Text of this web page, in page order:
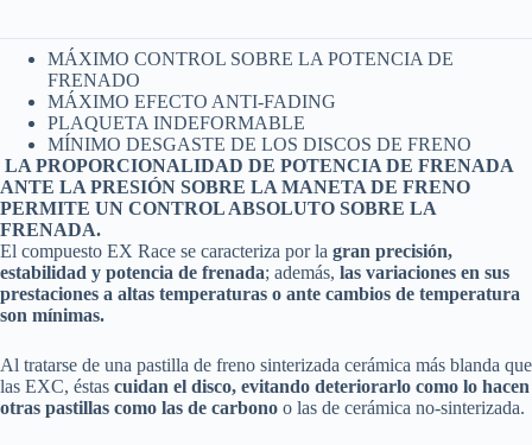
MÁXIMO CONTROL SOBRE LA POTENCIA DE
FRENADO
MÁXIMO EFECTO ANTI-FADING
PLAQUETA INDEFORMABLE
MÍNIMO DESGASTE DE LOS DISCOS DE FRENO
LA PROPORCIONALIDAD DE POTENCIA DE FRENADA
ANTE LA PRESIÓN SOBRE LA MANETA DE FRENO
PERMITE UN CONTROL ABSOLUTO SOBRE LA
FRENADA.
El compuesto EX Race se caracteriza por la gran precisión,
estabilidad y potencia de frenada; además, las variaciones en sus
prestaciones a altas temperaturas o ante cambios de temperatura
son mínimas.
Al tratarse de una pastilla de freno sinterizada cerámica más blanda que
las EXC, éstas cuidan el disco, evitando deteriorarlo como lo hacen
otras pastillas como las de carbono o las de cerámica no-sinterizada.